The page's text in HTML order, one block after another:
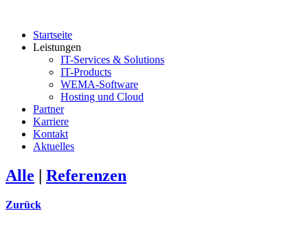
Startseite
Leistungen
IT-Services & Solutions
IT-Products
WEMA-Software
Hosting und Cloud
Partner
Karriere
Kontakt
Aktuelles
Alle | Referenzen
Zurück